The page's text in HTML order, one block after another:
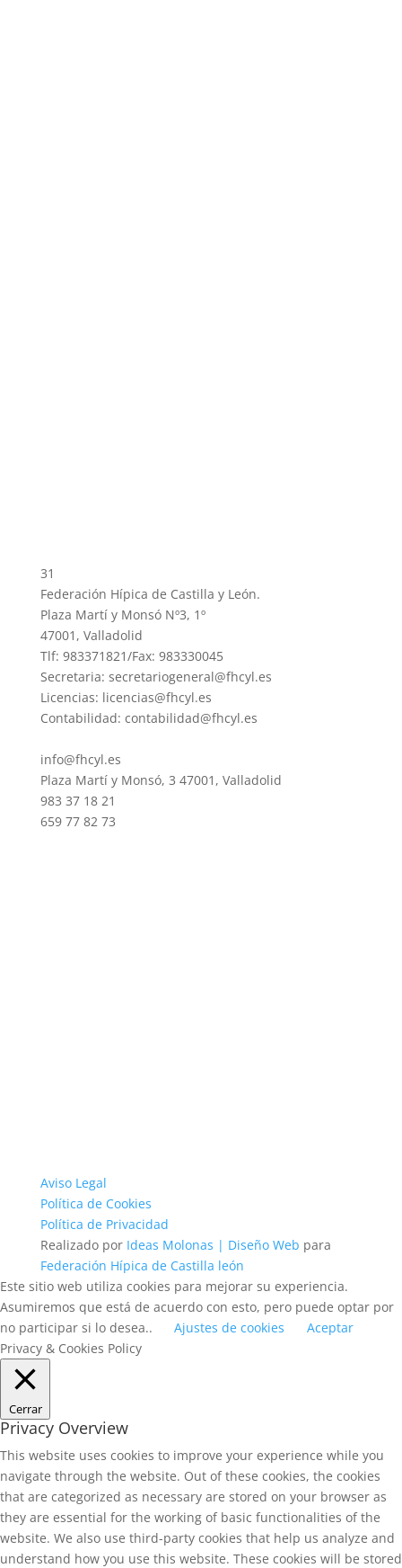
31
Federación Hípica de Castilla y León.
Plaza Martí y Monsó Nº3, 1º
47001, Valladolid
Tlf: 983371821/Fax: 983330045
Secretaria: secretariogeneral@fhcyl.es
Licencias: licencias@fhcyl.es
Contabilidad: contabilidad@fhcyl.es
info@fhcyl.es
Plaza Martí y Monsó, 3 47001, Valladolid
983 37 18 21
659 77 82 73
Aviso Legal
Política de Cookies
Política de Privacidad
Realizado por Ideas Molonas | Diseño Web para
Federación Hípica de Castilla león
Este sitio web utiliza cookies para mejorar su experiencia.
Asumiremos que está de acuerdo con esto, pero puede optar por
no participar si lo desea..
Ajustes de cookies
Aceptar
Privacy & Cookies Policy
Cerrar
Privacy Overview
This website uses cookies to improve your experience while you
navigate through the website. Out of these cookies, the cookies
that are categorized as necessary are stored on your browser as
they are essential for the working of basic functionalities of the
website. We also use third-party cookies that help us analyze and
understand how you use this website. These cookies will be stored